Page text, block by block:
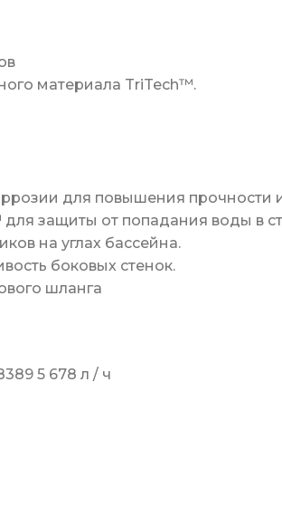
материала TriTech™.
для повышения прочности
защиты от попадания воды в
на углах бассейна.
боковых стенок.
шланга
5 678 л / ч